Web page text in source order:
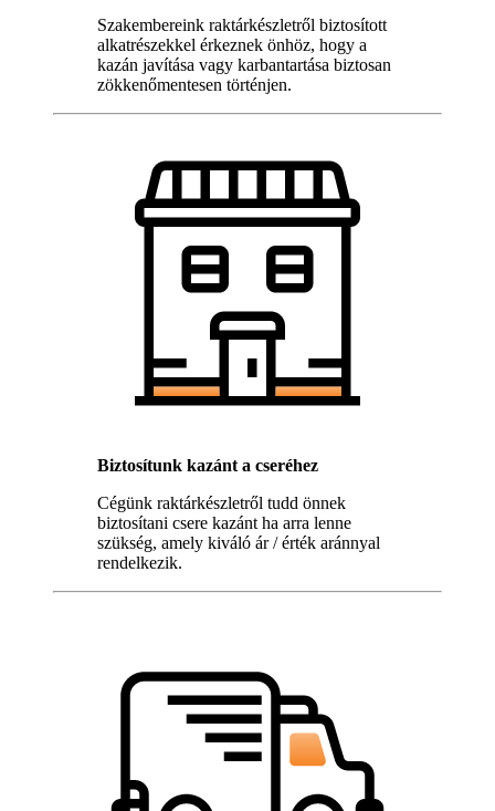
Szakembereink raktárkészletről biztosított
alkatrészekkel érkeznek önhöz, hogy a
kazán javítása vagy karbantartása biztosan
zökkenőmentesen történjen.
Biztosítunk kazánt a cseréhez
Cégünk raktárkészletről tudd önnek
biztosítani csere kazánt ha arra lenne
szükség, amely kiváló ár / érték aránnyal
rendelkezik.